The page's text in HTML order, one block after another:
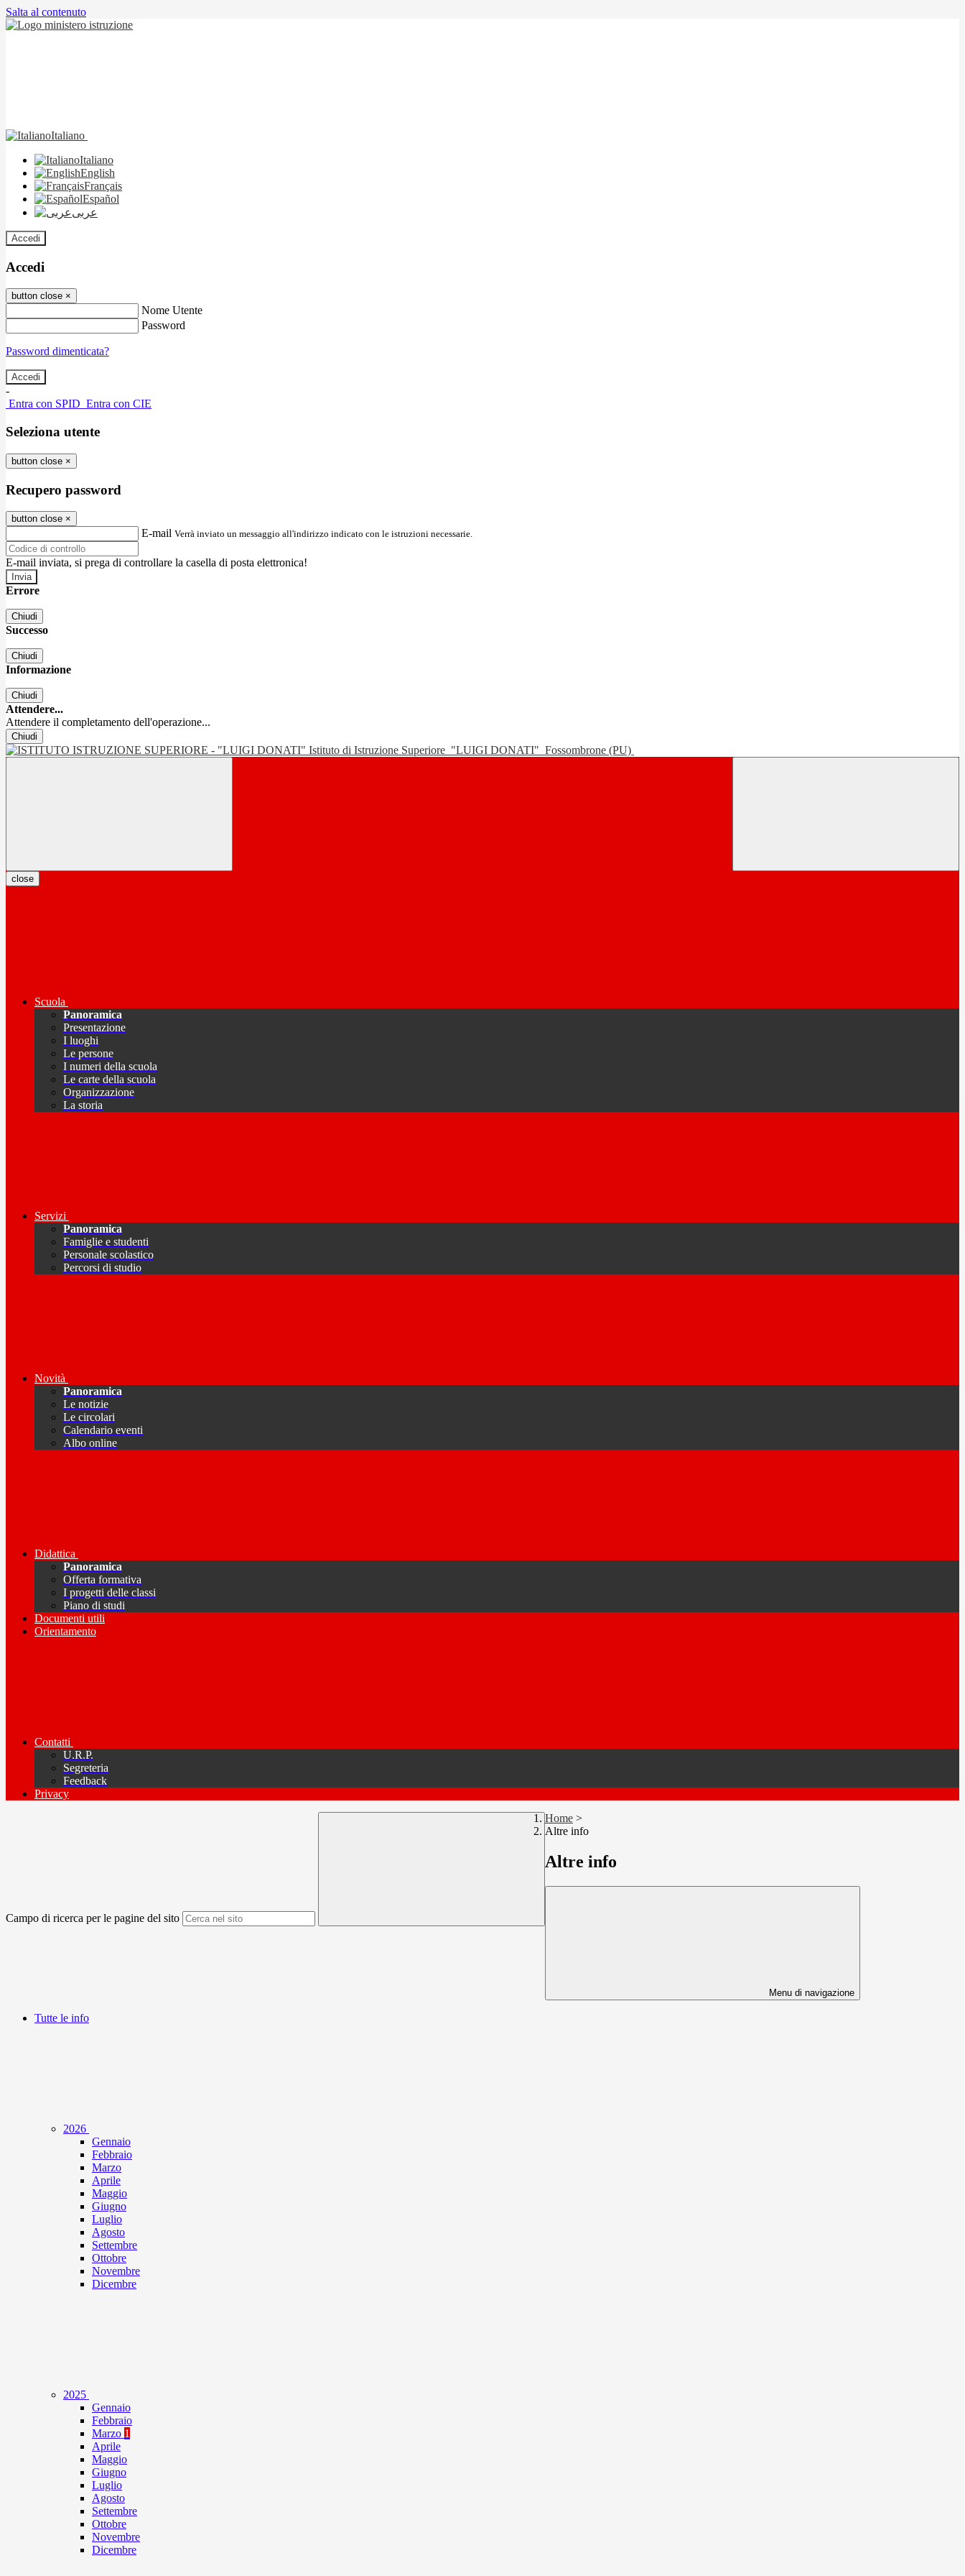
Salta al contenuto
Italiano
Italiano
English
Français
Español
عربى
Accedi
Accedi
button close ×
Nome Utente
Password
Password dimenticata?
-
Entra con SPID Entra con CIE
Seleziona utente
button close ×
Recupero password
button close ×
E-mail Verrà inviato un messaggio all'indirizzo indicato con le istruzioni necessarie.
E-mail inviata, si prega di controllare la casella di posta elettronica!
Errore
Chiudi
Successo
Chiudi
Informazione
Chiudi
Attendere...
Attendere il completamento dell'operazione...
Chiudi
Istituto di Istruzione Superiore "LUIGI DONATI" Fossombrone (PU)
close
Scuola
Panoramica
Presentazione
I luoghi
Le persone
I numeri della scuola
Le carte della scuola
Organizzazione
La storia
Servizi
Panoramica
Famiglie e studenti
Personale scolastico
Percorsi di studio
Novità
Panoramica
Le notizie
Le circolari
Calendario eventi
Albo online
Didattica
Panoramica
Offerta formativa
I progetti delle classi
Piano di studi
Documenti utili
Orientamento
Contatti
U.R.P.
Segreteria
Feedback
Privacy
Campo di ricerca per le pagine del sito
Home >
Altre info
Altre info
Menu di navigazione
Tutte le info
2026
Gennaio
Febbraio
Marzo
Aprile
Maggio
Giugno
Luglio
Agosto
Settembre
Ottobre
Novembre
Dicembre
2025
Gennaio
Febbraio
Marzo 1
Aprile
Maggio
Giugno
Luglio
Agosto
Settembre
Ottobre
Novembre
Dicembre